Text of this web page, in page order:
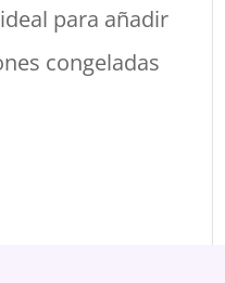
para añadir
congeladas